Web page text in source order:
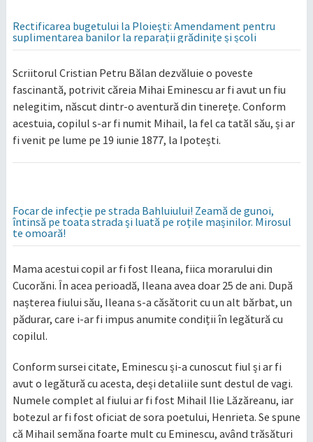
Rectificarea bugetului la Ploiești: Amendament pentru
suplimentarea banilor la reparații grădinițe și școli
Scriitorul Cristian Petru Bălan dezvăluie o poveste
fascinantă, potrivit căreia Mihai Eminescu ar fi avut un fiu
nelegitim, născut dintr-o aventură din tinerețe. Conform
acestuia, copilul s-ar fi numit Mihail, la fel ca tatăl său, și ar
fi venit pe lume pe 19 iunie 1877, la Ipotești.
Focar de infecție pe strada Bahluiului! Zeamă de gunoi,
întinsă pe toata strada și luată pe roțile mașinilor. Mirosul
te omoară!
Mama acestui copil ar fi fost Ileana, fiica morarului din
Cucorăni. În acea perioadă, Ileana avea doar 25 de ani. După
nașterea fiului său, Ileana s-a căsătorit cu un alt bărbat, un
pădurar, care i-ar fi impus anumite condiții în legătură cu
copilul.
Conform sursei citate, Eminescu și-a cunoscut fiul și ar fi
avut o legătură cu acesta, deși detaliile sunt destul de vagi.
Numele complet al fiului ar fi fost Mihail Ilie Lăzăreanu, iar
botezul ar fi fost oficiat de sora poetului, Henrieta. Se spune
că Mihail semăna foarte mult cu Eminescu, având trăsături